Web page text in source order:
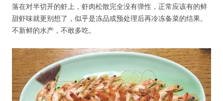
落在对半切开的虾上，虾肉松散完全没有弹性，正常应该有的鲜
甜虾味就更别想了，似乎是冻品或预处理后再冷冻备菜的结果。
不新鲜的水产，不敢多吃。